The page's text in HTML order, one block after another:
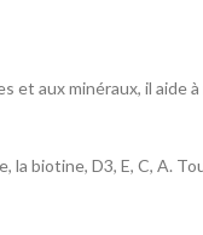
et aux minéraux, il aide
la biotine, D3, E, C, A.